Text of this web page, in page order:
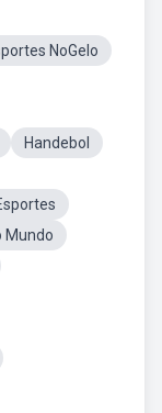
NoGelo
Handebol
Mundo